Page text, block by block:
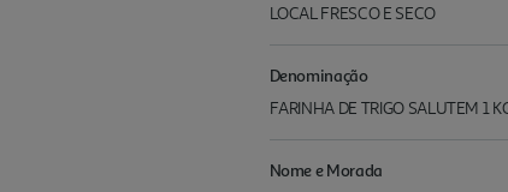
LOCAL FRESCO E SECO
Denominação
FARINHA DE TRIGO SALUTEM 1
Nome e Morada